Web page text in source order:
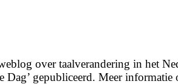
over taalverandering in het
Dag’ gepubliceerd. Meer